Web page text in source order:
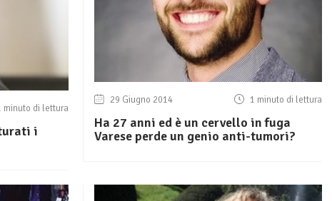
minuto di lettura
i
29 Giugno 2014 1 minuto di lettura
Ha 27 anni ed è un cervello in fuga
Varese perde un genio anti-tumori?